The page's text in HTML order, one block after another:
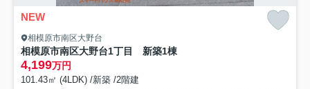
NEW
相模原市南区大野台
相模原市南区大野台1丁目 新築1棟
4,199万円
101.43㎡ (4LDK) /新築 /2階建